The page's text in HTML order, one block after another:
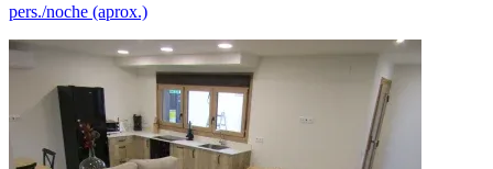
pers./noche (aprox.)